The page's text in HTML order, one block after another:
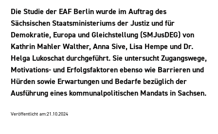
Die Studie der EAF Berlin wurde im Auftrag des
Sächsischen Staatsministeriums der Justiz und für
Demokratie, Europa und Gleichstellung (SMJusDEG) von
Kathrin Mahler Walther, Anna Sive, Lisa Hempe und Dr.
Helga Lukoschat durchgeführt. Sie untersucht Zugangswege,
Motivations- und Erfolgsfaktoren ebenso wie Barrieren und
Hürden sowie Erwartungen und Bedarfe bezüglich der
Ausführung eines kommunalpolitischen Mandats in Sachsen.
Veröffentlicht am:21.10.2024